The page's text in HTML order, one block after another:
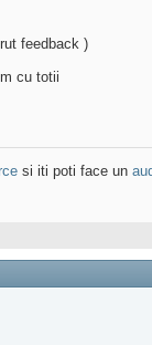
feedback )
cu totii
si iti poti face un